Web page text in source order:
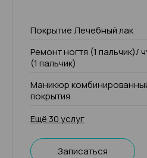
Покрытие Лечебный лак
Ремонт ногтя (1 пальчик)/
(1 пальчик)
Маникюр
покрытия
Ещё 30 услуг
Записаться